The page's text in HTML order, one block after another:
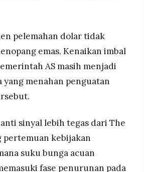
pelemahan dolar tidak
emas. Kenaikan imbal
AS masih menjadi
yang menahan penguatan
sinyal lebih tegas dari The
pertemuan kebijakan
suku bunga acuan
fase penurunan pada